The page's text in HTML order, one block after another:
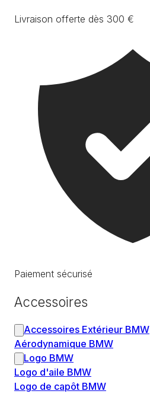
Livraison offerte dès 300 €
Paiement sécurisé
Accessoires
Accessoires Extérieur BMW
Aérodynamique BMW
Logo BMW
Logo d'aile BMW
Logo de capôt BMW